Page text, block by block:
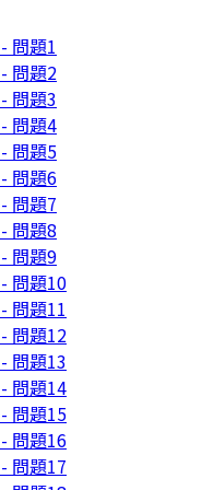
問題1
問題2
問題3
問題4
問題5
問題6
問題7
問題8
問題9
問題10
問題11
問題12
問題13
問題14
問題15
問題16
問題17